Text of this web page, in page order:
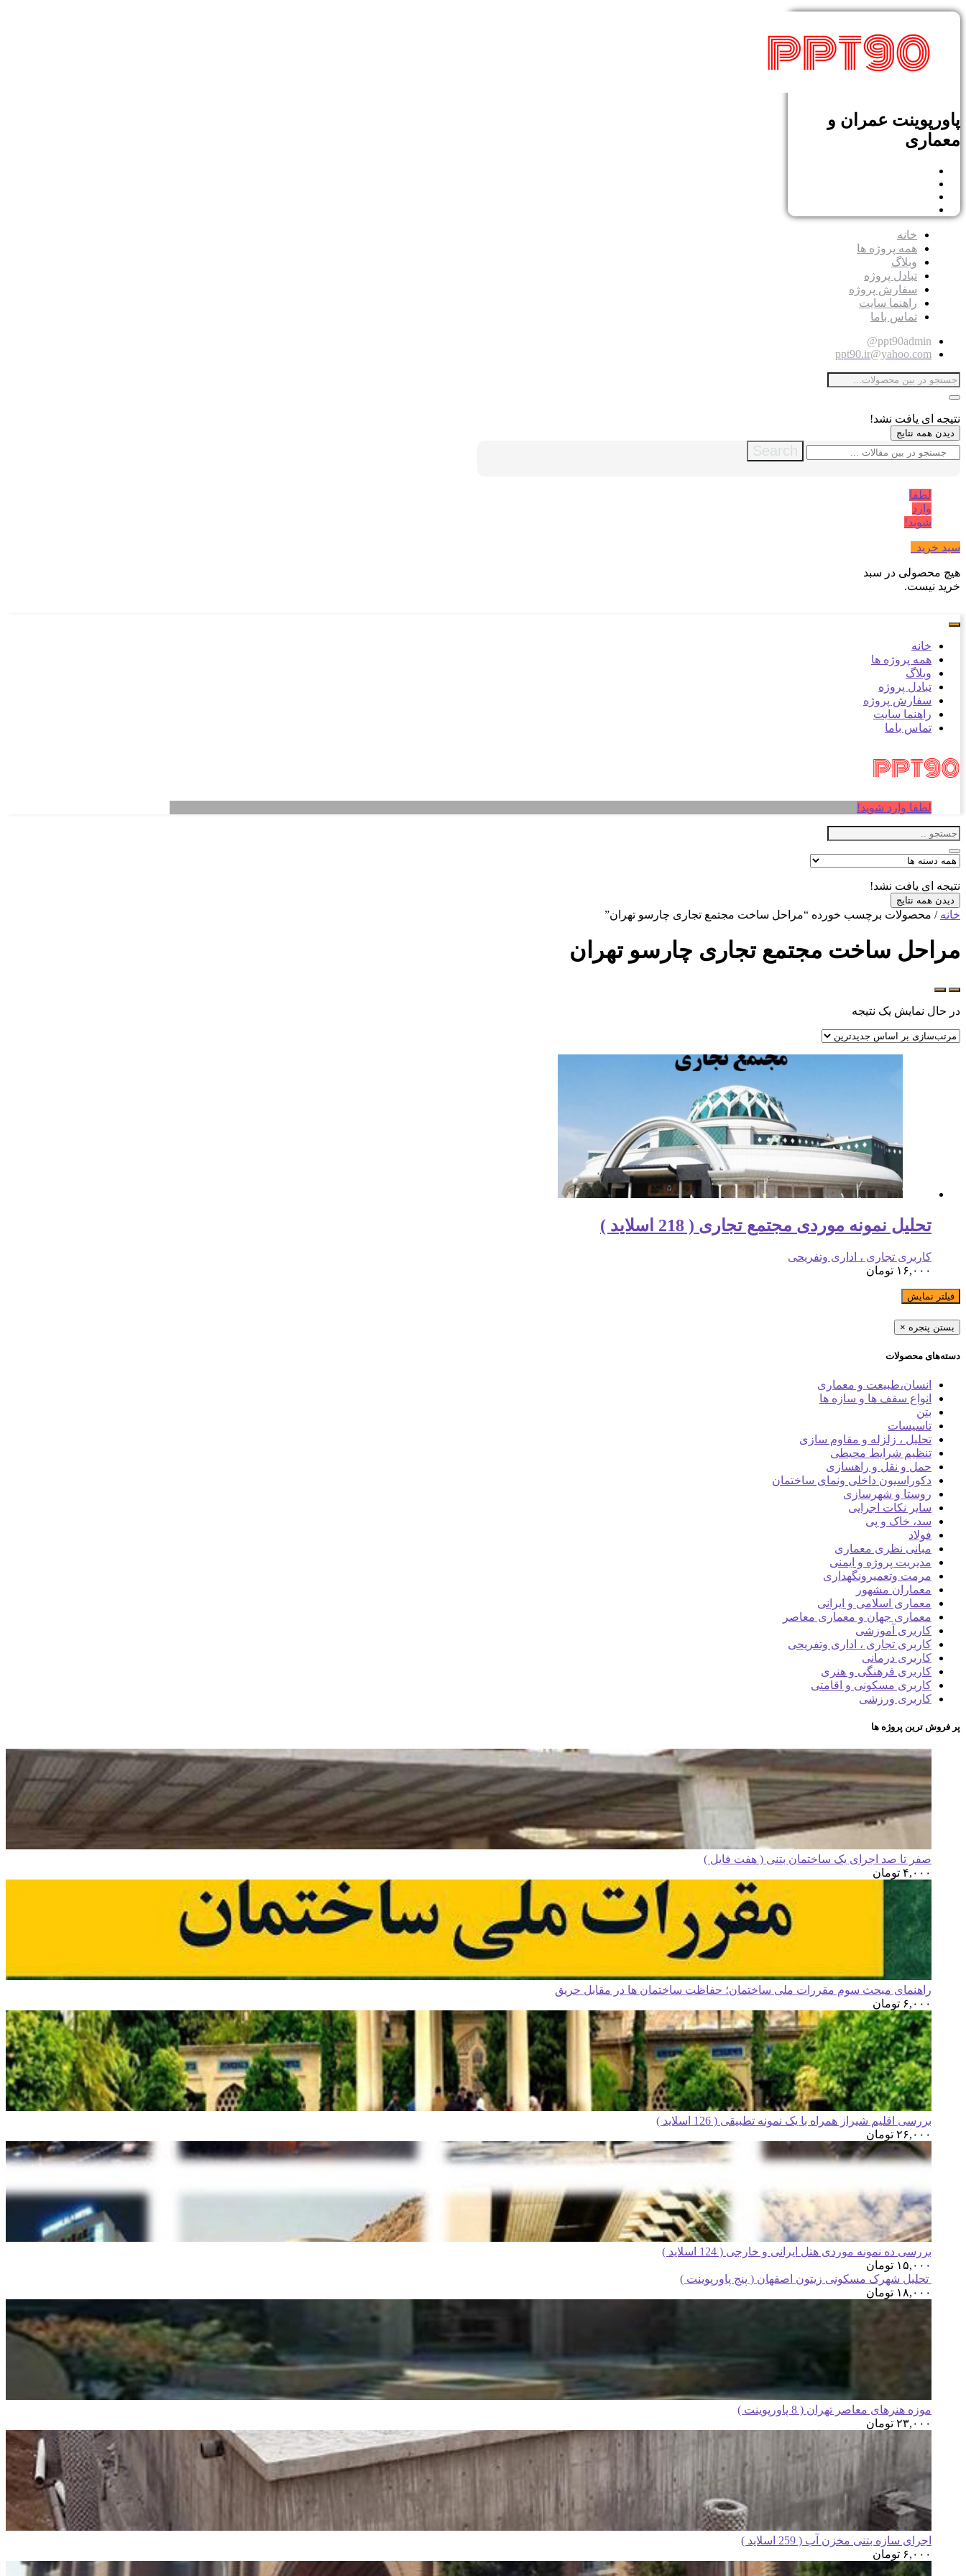
پاورپوینت عمران و
معماری
خانه
همه پروژه ها
وبلاگ
تبادل پروژه
سفارش پروژه
راهنما سایت
تماس باما
ppt90admin@
ppt90.ir@yahoo.com
نتیجه ای یافت نشد!
دیدن همه نتایج
Search
لطفا
وارد
شوید!
سبد خرید
هیچ محصولی در سبد
خرید نیست.
خانه
همه پروژه ها
وبلاگ
تبادل پروژه
سفارش پروژه
راهنما سایت
تماس باما
لطفا وارد شوید!
نتیجه ای یافت نشد!
دیدن همه نتایج
خانه / محصولات برچسب خورده “مراحل ساخت مجتمع تجاری چارسو تهران”
مراحل ساخت مجتمع تجاری چارسو تهران
در حال نمایش یک نتیجه
تحلیل نمونه موردی مجتمع تجاری ( 218 اسلاید )
کاربری تجاری ، اداری وتفریحی
۱۶,۰۰۰ تومان
فیلتر نمایش
بستن پنجره ×
دسته‌های محصولات
انسان،طبیعت و معماری
انواع سقف ها و سازه ها
بتن
تاسیسات
تحلیل ، زلزله و مقاوم سازی
تنظیم شرایط محیطی
حمل و نقل و راهسازی
دکوراسیون داخلی ونمای ساختمان
روستا و شهرسازی
سایر نکات اجرایی
سد، خاک و پی
فولاد
مبانی نظری معماری
مدیریت پروژه و ایمنی
مرمت وتعمیرونگهداری
معماران مشهور
معماری اسلامی و ایرانی
معماری جهان و معماری معاصر
کاربری آموزشی
کاربری تجاری ، اداری وتفریحی
کاربری درمانی
کاربری فرهنگی و هنری
کاربری مسکونی و اقامتی
کاربری ورزشی
پر فروش ترین پروژه ها
صفر تا صد اجرای یک ساختمان بتنی ( هفت فایل )
۴,۰۰۰ تومان
راهنمای مبحث سوم مقررات ملی ساختمان؛ حفاظت ساختمان ها در مقابل حریق
۶,۰۰۰ تومان
بررسی اقلیم شیراز همراه با یک نمونه تطبیقی ( 126 اسلاید )
۲۶,۰۰۰ تومان
بررسی ده نمونه موردی هتل ایرانی و خارجی ( 124 اسلاید )
۱۵,۰۰۰ تومان
تحلیل شهرک مسکونی زیتون اصفهان ( پنج پاورپوینت )
۱۸,۰۰۰ تومان
موزه هنرهای معاصر تهران ( 8 پاورپوینت )
۲۳,۰۰۰ تومان
اجرای سازه بتنی مخزن آب ( 259 اسلاید )
۶,۰۰۰ تومان